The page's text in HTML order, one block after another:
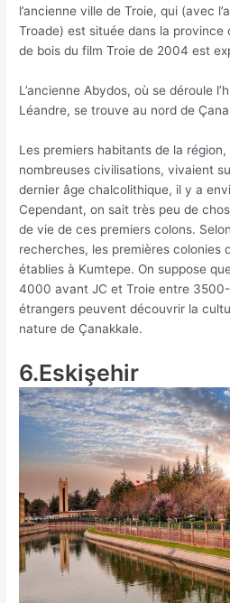
l’ancienne ville de Troie, qui (avec
Troade) est située dans la province
de bois du film Troie de 2004 est
L’ancienne Abydos, où se déroule
Léandre, se trouve au nord de
Les premiers habitants de la
nombreuses civilisations, vivaient
dernier âge chalcolithique, il y a
Cependant, on sait très peu de
de vie de ces premiers colons.
recherches, les premières colonies
établies à Kumtepe. On suppose
4000 avant JC et Troie entre
étrangers peuvent découvrir la
nature de Çanakkale.
6.Eskişehir